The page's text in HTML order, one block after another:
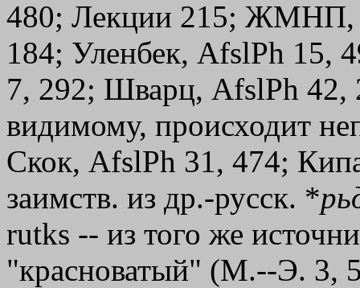
480; Лекции 215; ЖМНП,
184; Уленбек, AfslPh 15,
7, 292; Шварц, AfslPh 42,
видимому, происходит
Скок, AfslPh 31, 474;
заимств. из др.-русск. *
rutks -- из того же
"красноватый" (М.--Э. 3,